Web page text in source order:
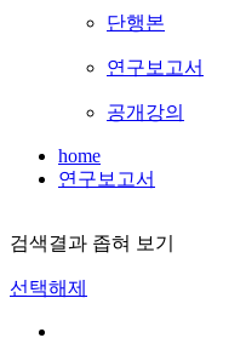
단행본
연구보고서
공개강의
home
연구보고서
검색결과 좁혀 보기
선택해제